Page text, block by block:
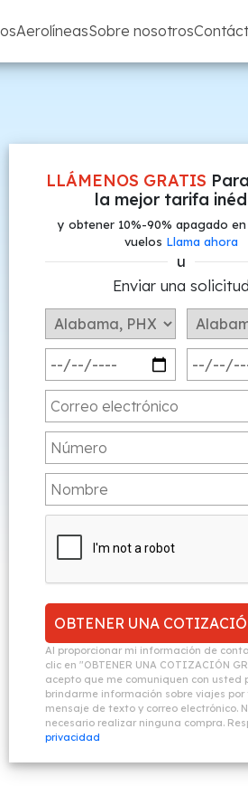
AerolíneasSobre nosotros
LLÁMENOS GRATIS
la mejor tarifa
y obtener 10%-90% apagado
vuelos Llama ahora
u
Enviar una solicitud
Al proporcionar mi información de
clic en "OBTENER UNA COTIZACIÓN
acepto que me comuniquen con usted
brindarme información sobre viajes por
mensaje de texto y correo electrónico.
necesario realizar ninguna compra.
privacidad